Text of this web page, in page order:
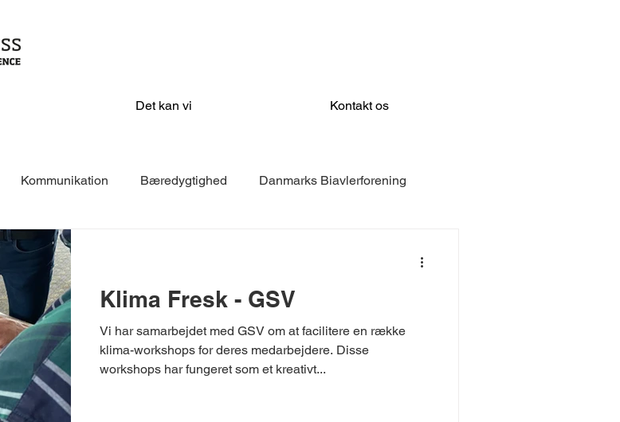
Det kan vi Kontakt os
Kommunikation Bæredygtighed Danmarks Biavlerforening
Isover
Næste Sorø Kommune Stevns Kommune
Klima Fresk - GSV
Vi har samarbejdet med GSV om at facilitere en række
klima-workshops for deres medarbejdere. Disse
workshops har fungeret som et kreativt...